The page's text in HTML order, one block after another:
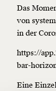
unsere
Netz.
so
Du
Das
von
in der
https://
bar-
Eine